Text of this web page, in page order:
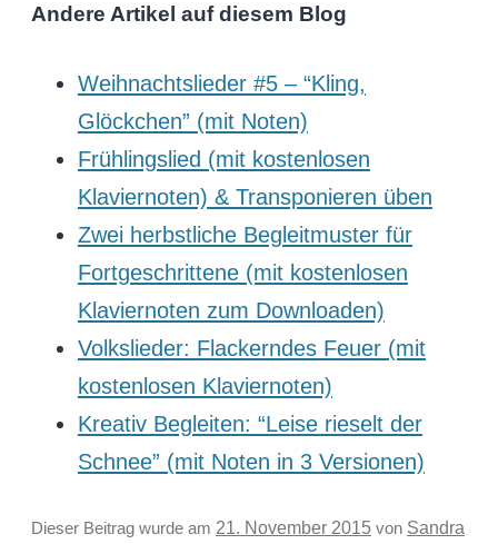
Andere Artikel auf diesem Blog
Weihnachtslieder #5 – “Kling,
Glöckchen” (mit Noten)
Frühlingslied (mit kostenlosen
Klaviernoten) & Transponieren üben
Zwei herbstliche Begleitmuster für
Fortgeschrittene (mit kostenlosen
Klaviernoten zum Downloaden)
Volkslieder: Flackerndes Feuer (mit
kostenlosen Klaviernoten)
Kreativ Begleiten: “Leise rieselt der
Schnee” (mit Noten in 3 Versionen)
Dieser Beitrag wurde am 21. November 2015von Sandra